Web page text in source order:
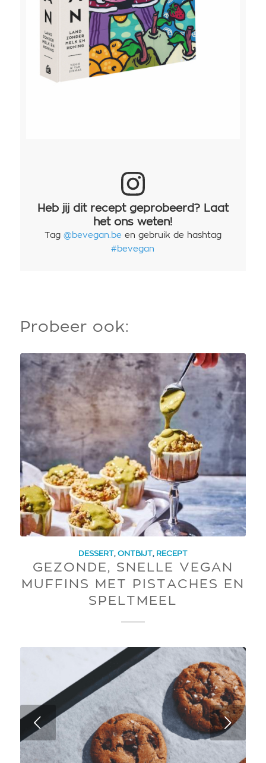
Heb jij dit recept geprobeerd? Laat
het ons weten!
Tag @bevegan.be en gebruik de hashtag
#bevegan
Probeer ook:
DESSERT, ONTBIJT, RECEPT
GEZONDE, SNELLE VEGAN
MUFFINS MET PISTACHES EN
SPELTMEEL
Next